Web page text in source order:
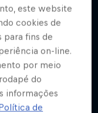
este website
cookies de
para fins de
on-line.
por meio
do
informações
de